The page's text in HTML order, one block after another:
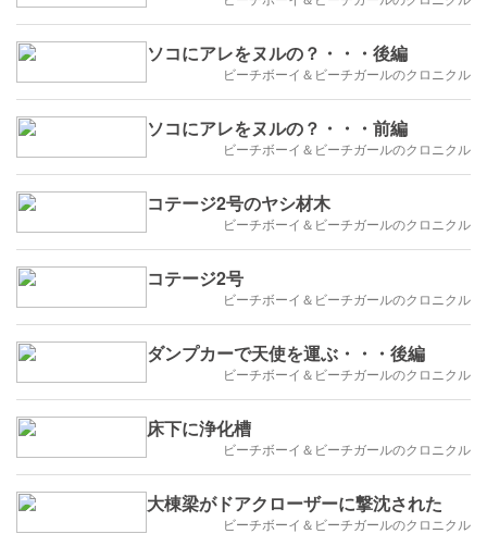
ソコにアレをヌルの？・・・後編
ビーチボーイ＆ビーチガールのクロニクル
ソコにアレをヌルの？・・・前編
ビーチボーイ＆ビーチガールのクロニクル
コテージ2号のヤシ材木
ビーチボーイ＆ビーチガールのクロニクル
コテージ2号
ビーチボーイ＆ビーチガールのクロニクル
ダンプカーで天使を運ぶ・・・後編
ビーチボーイ＆ビーチガールのクロニクル
床下に浄化槽
ビーチボーイ＆ビーチガールのクロニクル
大棟梁がドアクローザーに撃沈された
ビーチボーイ＆ビーチガールのクロニクル